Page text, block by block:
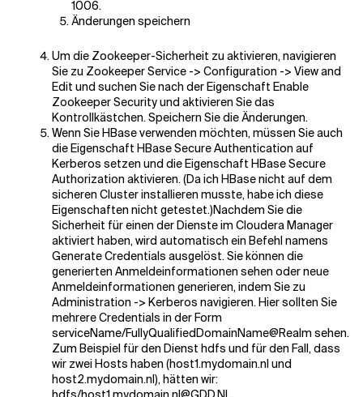
1006.
Änderungen speichern
Um die Zookeeper-Sicherheit zu aktivieren, navigieren
Sie zu Zookeeper Service -> Configuration -> View and
Edit und suchen Sie nach der Eigenschaft Enable
Zookeeper Security und aktivieren Sie das
Kontrollkästchen. Speichern Sie die Änderungen.
Wenn Sie HBase verwenden möchten, müssen Sie auch
die Eigenschaft HBase Secure Authentication auf
Kerberos setzen und die Eigenschaft HBase Secure
Authorization aktivieren. (Da ich HBase nicht auf dem
sicheren Cluster installieren musste, habe ich diese
Eigenschaften nicht getestet.)Nachdem Sie die
Sicherheit für einen der Dienste im Cloudera Manager
aktiviert haben, wird automatisch ein Befehl namens
Generate Credentials ausgelöst. Sie können die
generierten Anmeldeinformationen sehen oder neue
Anmeldeinformationen generieren, indem Sie zu
Administration -> Kerberos navigieren. Hier sollten Sie
mehrere Credentials in der Form
serviceName/FullyQualifiedDomainName@Realm sehen.
Zum Beispiel für den Dienst hdfs und für den Fall, dass
wir zwei Hosts haben (host1.mydomain.nl und
host2.mydomain.nl), hätten wir: